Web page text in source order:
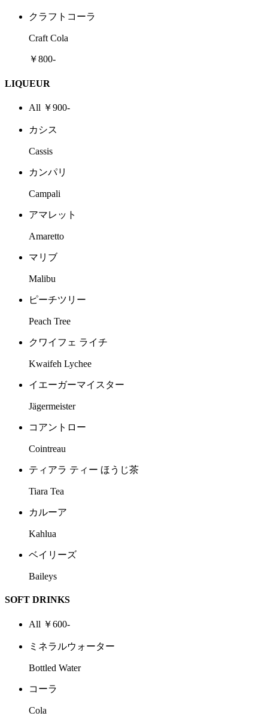
クラフトコーラ
Craft Cola
￥800-
LIQUEUR
All ￥900-
カシス
Cassis
カンパリ
Campali
アマレット
Amaretto
マリブ
Malibu
ピーチツリー
Peach Tree
クワイフェ ライチ
Kwaifeh Lychee
イエーガーマイスター
Jägermeister
コアントロー
Cointreau
ティアラ ティー ほうじ茶
Tiara Tea
カルーア
Kahlua
ベイリーズ
Baileys
SOFT DRINKS
All ￥600-
ミネラルウォーター
Bottled Water
コーラ
Cola